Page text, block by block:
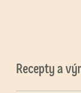
Recepty a